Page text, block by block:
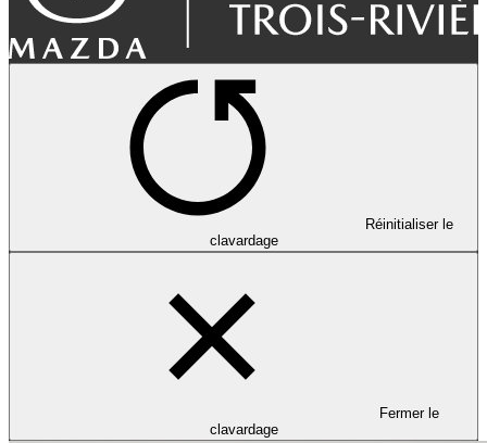
Réinitialiser le
clavardage
Fermer le
clavardage